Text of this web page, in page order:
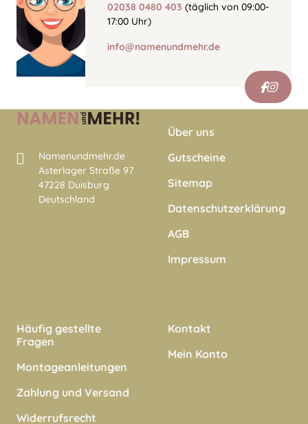
02038 0480 403 (täglich von 09:00-
17:00 Uhr)
info@namenundmehr.de
Namenundmehr.de
Asterlager Straße 97
47228 Duisburg
Deutschland
Über uns
Gutscheine
Sitemap
Datenschutzerklärung
AGB
Impressum
Häufig gestellte
Fragen
Montageanleitungen
Zahlung und Versand
Widerrufsrecht
Kontakt
Mein Konto